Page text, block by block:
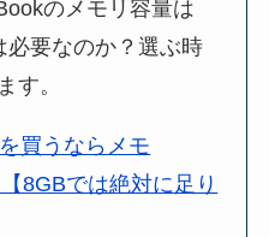
のメモリ容量は
必要なのか？選ぶ時
す。
買うならメモ
8GBでは絶対に足り